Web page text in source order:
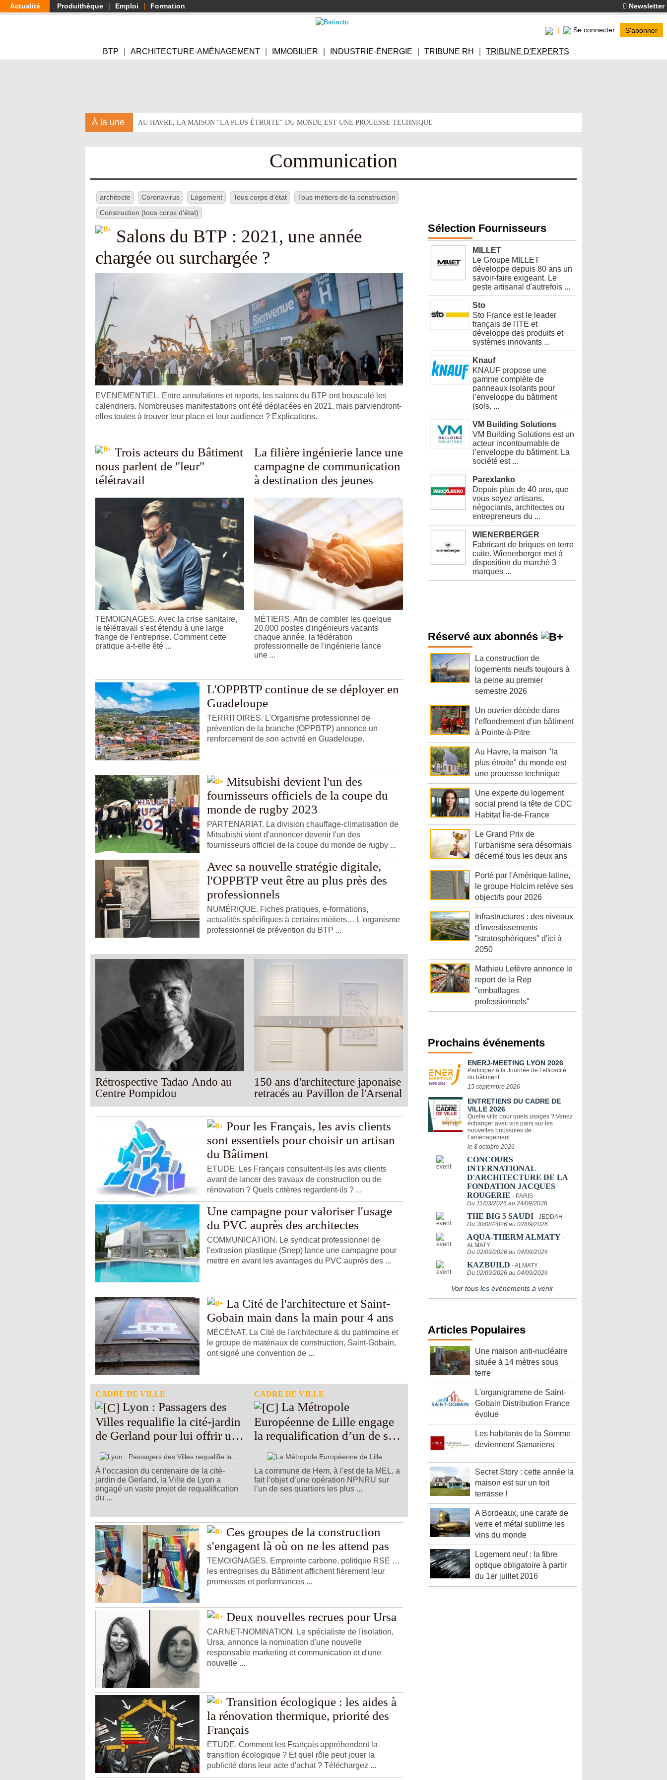
Aller
au
Actualité Produithèque Emploi Formation Newsletter
Se connecter S'abonner
BTP ARCHITECTURE-AMÉNAGEMENT IMMOBILIER INDUSTRIE-ÉNERGIE TRIBUNE RH TRIBUNE D'EXPERTS
À la une AU HAVRE, LA MAISON "LA PLUS ÉTROITE" DU MONDE EST UNE PROUESSE TECHNIQUE
Communication
architecte Coronavirus Logement Tous corps d'état
Tous métiers de la construction
Construction (tous corps d'état)
Salons du BTP : 2021, une année
chargée ou surchargée ?
EVENEMENTIEL. Entre annulations et reports, les salons du BTP ont bousculé les
calendriers. Nombreuses manifestations ont été déplacées en 2021, mais parviendront-
elles toutes à trouver leur place et leur audience ? Explications.
Trois acteurs du Bâtiment
nous parlent de "leur"
télétravail
TEMOIGNAGES. Avec la crise sanitaire,
le télétravail s'est étendu à une large
frange de l'entreprise. Comment cette
pratique a-t-elle été ...
La filière ingénierie lance une
campagne de communication
à destination des jeunes
MÉTIERS. Afin de combler les quelque
20.000 postes d'ingénieurs vacants
chaque année, la fédération
professionnelle de l'ingénierie lance
une ...
L'OPPBTP continue de se déployer en
Guadeloupe
TERRITOIRES. L'Organisme professionnel de
prévention de la branche (OPPBTP) annonce un
renforcement de son activité en Guadeloupe.
Mitsubishi devient l'un des
fournisseurs officiels de la coupe du
monde de rugby 2023
PARTENARIAT. La division chauffage-climatisation de
Mitsubishi vient d'annoncer devenir l'un des
fournisseurs officiel de la coupe du monde de rugby ...
Avec sa nouvelle stratégie digitale,
l'OPPBTP veut être au plus près des
professionnels
NUMÉRIQUE. Fiches pratiques, e-formations,
actualités spécifiques à certains métiers… L'organisme
professionnel de prévention du BTP ...
Rétrospective Tadao Ando au
Centre Pompidou
150 ans d'architecture japonaise
retracés au Pavillon de l'Arsenal
Pour les Français, les avis clients
sont essentiels pour choisir un artisan
du Bâtiment
ETUDE. Les Français consultent-ils les avis clients
avant de lancer des travaux de construction ou de
rénovation ? Quels critères regardent-ils ? ...
Une campagne pour valoriser l'usage
du PVC auprès des architectes
COMMUNICATION. Le syndicat professionnel de
l'extrusion plastique (Snep) lance une campagne pour
mettre en avant les avantages du PVC auprès des ...
La Cité de l'architecture et Saint-
Gobain main dans la main pour 4 ans
MÉCÉNAT. La Cité de l'architecture & du patrimoine et
le groupe de matériaux de construction, Saint-Gobain,
ont signé une convention de ...
CADRE DE VILLE
Villes requalifie la cité-jardin
de Gerland pour lui offrir un
nouveau parc
À l’occasion du centenaire de la cité-
jardin de Gerland, la Ville de Lyon a
engagé un vaste projet de requalification
du ...
CADRE DE VILLE
Européenne de Lille engage
la requalification d’un de ses
quartiers les plus pauvres
La commune de Hem, à l'est de la MEL, a
fait l’objet d’une opération NPNRU sur
l’un de ses quartiers les plus ...
Ces groupes de la construction
s'engagent là où on ne les attend pas
TEMOIGNAGES. Empreinte carbone, politique RSE …
les entreprises du Bâtiment affichent fièrement leur
promesses et performances ...
Deux nouvelles recrues pour Ursa
CARNET-NOMINATION. Le spécialiste de l'isolation,
Ursa, annonce la nomination d'une nouvelle
responsable marketing et communication et d'une
nouvelle ...
Transition écologique : les aides à
la rénovation thermique, priorité des
Français
ETUDE. Comment les Français appréhendent la
transition écologique ? Et quel rôle peut jouer la
publicité dans leur acte d'achat ? Téléchargez ...
Sélection Fournisseurs
MILLET
Le Groupe MILLET
développe depuis 80 ans un
savoir-faire exigeant. Le
geste artisanal d'autrefois ...
Sto
Sto France est le leader
français de l'ITE et
développe des produits et
systèmes innovants ...
Knauf
KNAUF propose une
gamme complète de
panneaux isolants pour
l’enveloppe du bâtiment
(sols, ...
VM Building Solutions
VM Building Solutions est un
acteur incontournable de
l’enveloppe du bâtiment. La
société est ...
Parexlanko
Depuis plus de 40 ans, que
vous soyez artisans,
négociants, architectes ou
entrepreneurs du ...
WIENERBERGER
Fabricant de briques en terre
cuite. Wienerberger met à
disposition du marché 3
marques ...
Réservé aux abonnés
La construction de
logements neufs toujours à
la peine au premier
semestre 2026
Un ouvrier décède dans
l'effondrement d'un bâtiment
à Pointe-à-Pitre
Au Havre, la maison "la
plus étroite" du monde est
une prouesse technique
Une experte du logement
social prend la tête de CDC
Habitat Île-de-France
Le Grand Prix de
l'urbanisme sera désormais
décerné tous les deux ans
Porté par l'Amérique latine,
le groupe Holcim relève ses
objectifs pour 2026
Infrastructures : des niveaux
d'investissements
"stratosphériques" d'ici à
2050
Mathieu Lefèvre annonce le
report de la Rep
"emballages
professionnels"
Prochains événements
ENERJ-MEETING LYON 2026
Participez à la Journée de l’efficacité
du bâtiment
15 septembre 2026
ENTRETIENS DU CADRE DE
VILLE 2026
Quelle ville pour quels usages ? Venez
échanger avec vos pairs sur les
nouvelles boussoles de
l’aménagement
le 8 octobre 2026
CONCOURS
INTERNATIONAL
D'ARCHITECTURE DE LA
FONDATION JACQUES
ROUGERIE - PARIS
Du 11/03/2026 au 24/09/2026
THE BIG 5 SAUDI - JEDDAH
Du 30/08/2026 au 02/09/2026
AQUA-THERM ALMATY -
ALMATY
Du 02/09/2026 au 04/09/2026
KAZBUILD - ALMATY
Du 02/09/2026 au 04/09/2026
Voir tous les événements à venir
Articles Populaires
Une maison anti-nucléaire
située à 14 mètres sous
terre
L'organigramme de Saint-
Gobain Distribution France
évolue
Les habitants de la Somme
deviennent Samariens
Secret Story : cette année la
maison est sur un toit
terrasse !
A Bordeaux, une carafe de
verre et métal sublime les
vins du monde
Logement neuf : la fibre
optique obligatoire à partir
du 1er juillet 2016